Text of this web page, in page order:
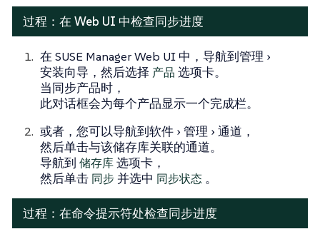
过程：在 Web UI 中检查同步进度
在 SUSE Manager Web UI 中，导航到管理
安装向导 ，然后选择 产品 选项卡。
当同步产品时，
此对话框会为每个产品显示一个完成栏。
或者，您可以导航到软件 管理 通道 ，
然后单击与该储存库关联的通道。
导航到 储存库选项卡，
然后单击 同步 并选中 同步状态 。
过程：在命令提示符处检查同步进度